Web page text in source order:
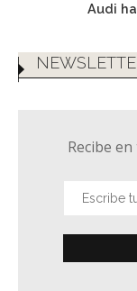
Audi
Recibe